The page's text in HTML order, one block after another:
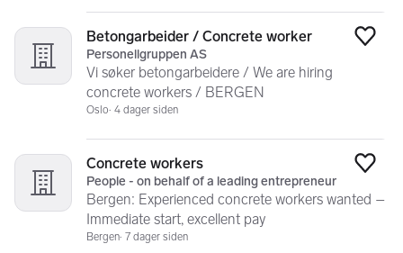
Betongarbeider / Concrete worker
Personellgruppen AS
Vi søker betongarbeidere / We are hiring
concrete workers / BERGEN
Oslo 4 dager siden
Concrete workers
People - on behalf of a leading entrepreneur
Bergen: Experienced concrete workers wanted –
Immediate start, excellent pay
Bergen 7 dager siden